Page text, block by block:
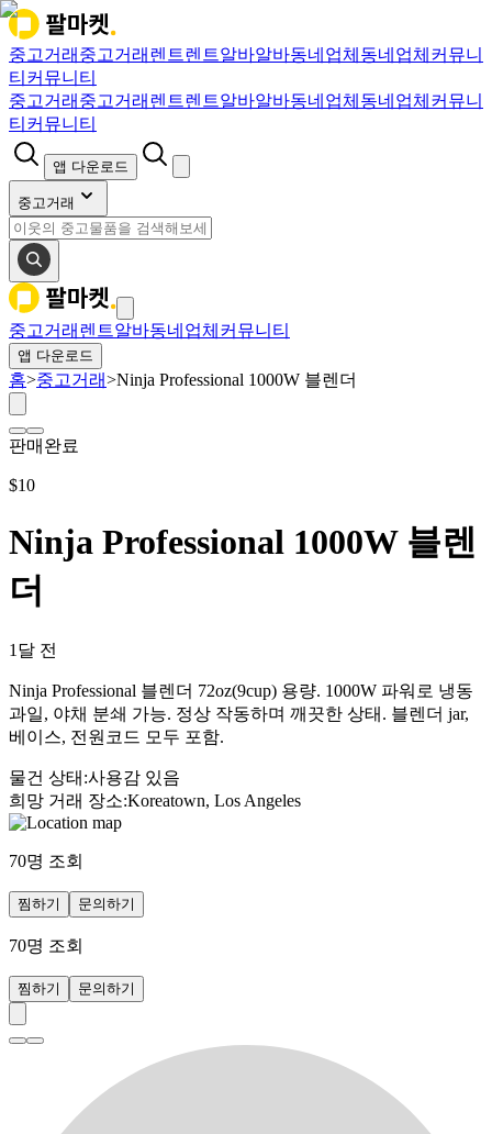
중고거래 중고거래 렌트렌트알바알바동네업체 동네업체 커뮤니
티 커뮤니티
중고거래 중고거래 렌트렌트알바알바동네업체 동네업체 커뮤니
티 커뮤니티
앱 다운로드
중고거래
중고거래 렌트알바동네업체 커뮤니티
앱 다운로드
홈>중고거래>Ninja Professional 1000W 블렌더
판매완료
$10
Ninja Professional 1000W 블렌
더
1달 전
Ninja Professional 블렌더 72oz(9cup) 용량. 1000W 파워로 냉동
과일, 야채 분쇄 가능. 정상 작동하며 깨끗한 상태. 블렌더 jar,
베이스, 전원코드 모두 포함.
물건 상태 :사용감 있음
희망 거래 장소:Koreatown, Los Angeles
70명 조회
찜하기 문의하기
70명 조회
찜하기 문의하기